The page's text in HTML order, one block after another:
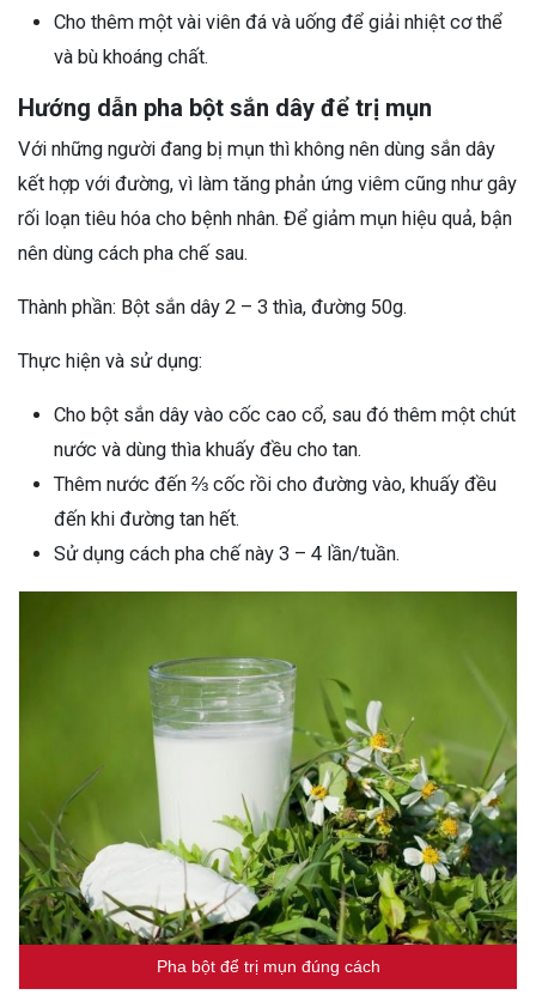
Cho thêm một vài viên đá và uống để giải nhiệt cơ thể
và bù khoáng chất.
Hướng dẫn pha bột sắn dây để trị mụn
Với những người đang bị mụn thì không nên dùng sắn dây
kết hợp với đường, vì làm tăng phản ứng viêm cũng như gây
rối loạn tiêu hóa cho bệnh nhân. Để giảm mụn hiệu quả, bận
nên dùng cách pha chế sau.
Thành phần: Bột sắn dây 2 – 3 thìa, đường 50g.
Thực hiện và sử dụng:
Cho bột sắn dây vào cốc cao cổ, sau đó thêm một chút
nước và dùng thìa khuấy đều cho tan.
Thêm nước đến ⅔ cốc rồi cho đường vào, khuấy đều
đến khi đường tan hết.
Sử dụng cách pha chế này 3 – 4 lần/tuần.
Pha bột để trị mụn đúng cách